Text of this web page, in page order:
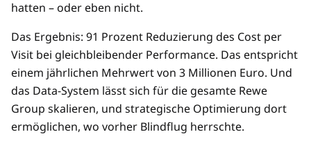
hatten – oder eben nicht.
Das Ergebnis: 91 Prozent Reduzierung des Cost per
Visit bei gleichbleibender Performance. Das entspricht
einem jährlichen Mehrwert von 3 Millionen Euro. Und
das Data-System lässt sich für die gesamte Rewe
Group skalieren, und strategische Optimierung dort
ermöglichen, wo vorher Blindflug herrschte.